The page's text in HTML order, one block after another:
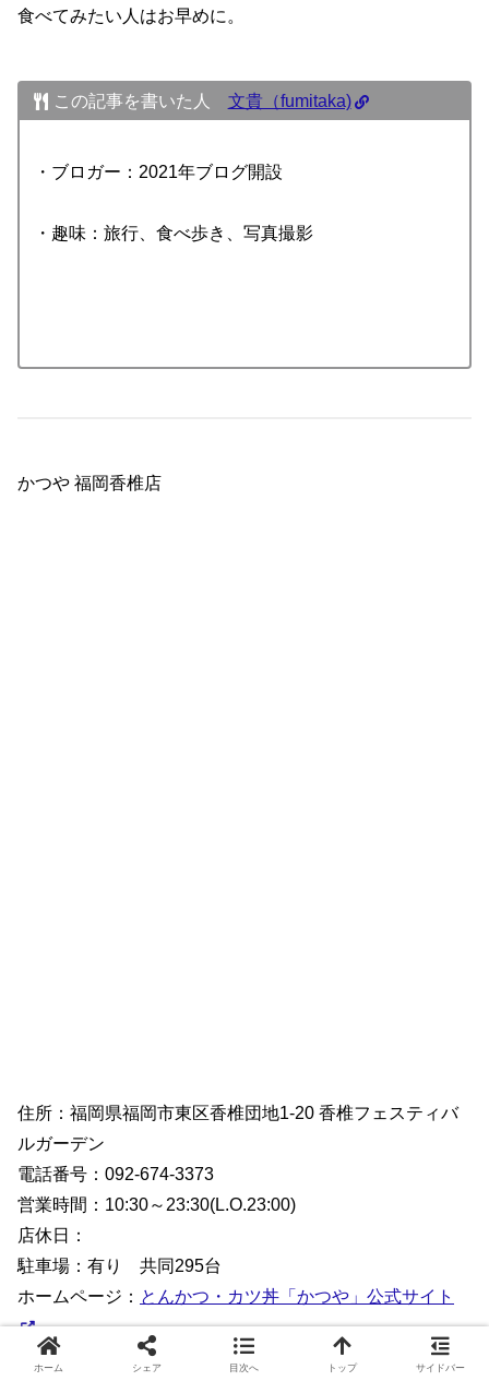
食べてみたい人はお早めに。
この記事を書いた人 文貴（fumitaka)
・ブロガー：2021年ブログ開設
・趣味：旅行、食べ歩き、写真撮影
かつや 福岡香椎店
住所：福岡県福岡市東区香椎団地1-20 香椎フェスティバ
ルガーデン
電話番号：092-674-3373
営業時間：10:30～23:30(L.O.23:00)
店休日：
駐車場：有り 共同295台
ホームページ： とんかつ・カツ丼「かつや」公式サイト
ホーム シェア 目次へ トップ サイドバー